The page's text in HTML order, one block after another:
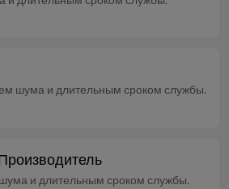
шума и длительным сроком службы.
и длительным сроком службы.